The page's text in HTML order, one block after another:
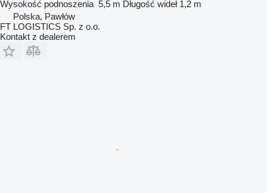
Wysokość podnoszenia 5,5 m Długość wideł 1,2 m
Polska, Pawłów
FT LOGISTICS Sp. z o.o.
Kontakt z dealerem